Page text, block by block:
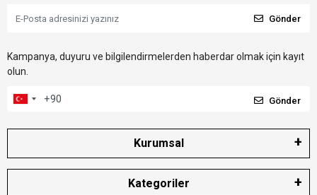
Gönder
Kampanya, duyuru ve bilgilendirmelerden haberdar olmak için kayıt
olun.
Gönder
Kurumsal
Kategoriler